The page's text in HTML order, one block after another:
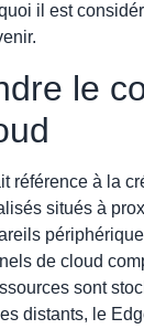
il est
le
référence à la
situés à
de cloud
sont
distants, le